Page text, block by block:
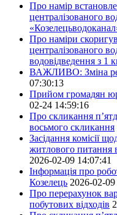
Про намір
централізованого
Про наміри
централізованого
водовідведення з 1
ВАЖЛИВО: Зміна
07:30:13
Прийом громадян
02-24 14:59:16
Про скликання
восьмого скликання
Засідання комісії
житлового питання
2026-02-09 14:07:41
Інформація про
Козелець 2026-02-09
Про перерахунок
побутових відходів